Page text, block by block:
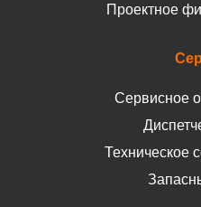
Проектное
Сервисное
Техническое